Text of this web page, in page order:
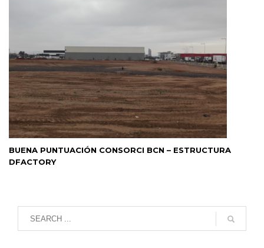
BUENA PUNTUACIÓN CONSORCI BCN – ESTRUCTURA
DFACTORY